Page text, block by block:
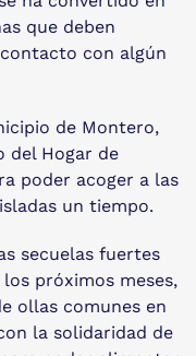
que deben
con algún
de Montero,
del Hogar de
poder acoger a las
un tiempo.
secuelas fuertes
próximos meses,
ollas comunes en
la solidaridad de